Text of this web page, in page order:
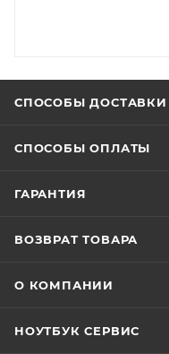
СПОСОБЫ ДОСТАВКИ
СПОСОБЫ ОПЛАТЫ
ГАРАНТИЯ
ВОЗВРАТ ТОВАРА
О КОМПАНИИ
НОУТБУК СЕРВИС